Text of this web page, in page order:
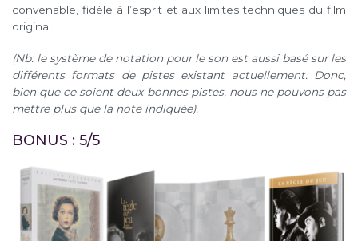
convenable, fidèle à l’esprit et aux limites techniques du film
original.
(Nb: le système de notation pour le son est aussi basé sur les
différents formats de pistes existant actuellement. Donc,
bien que ce soient deux bonnes pistes, nous ne pouvons pas
mettre plus que la note indiquée).
BONUS : 5/5